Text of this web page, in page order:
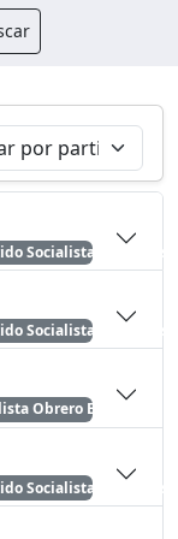
Partido
Socialista Obrero
Socialista Obrero
Obrero Español
Socialista Obrero